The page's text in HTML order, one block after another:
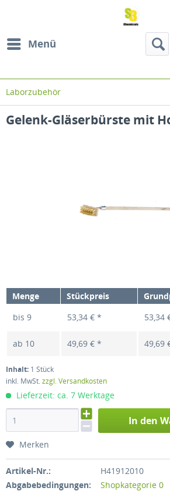
Menü
Laborzubehör
Gelenk-Gläserbürste mit
Menge Stückpreis
bis 9 53,34 € * 53,34
ab 10 49,69 € * 49,69
Inhalt: 1 Stück
inkl. MwSt.zzgl. Versandkosten
Lieferzeit: ca. 7 Werktage
In den
Merken
Artikel-Nr.:
H41912010
Abgabebedingungen:
Shopkategorie 0